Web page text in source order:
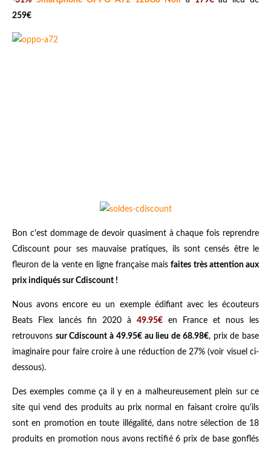
259€
Bon c'est dommage de devoir quasiment à chaque fois reprendre
Cdiscount pour ses mauvaise pratiques, ils sont censés être le
fleuron de la vente en ligne française maisfaites très attention aux
prix indiqués sur Cdiscount !
Nous avons encore eu un exemple édifiant avec les écouteurs
Beats Flex lancés fin 2020 à 49.95€ en France et nous les
retrouvons sur Cdiscount à 49.95€ au lieu de 68.98€, prix de base
imaginaire pour faire croire à une réduction de 27% (voir visuel ci-
dessous).
Des exemples comme ça il y en a malheureusement plein sur ce
site qui vend des produits au prix normal en faisant croire qu'ils
sont en promotion en toute illégalité, dans notre sélection de 18
produits en promotion nous avons rectifié 6 prix de base gonflés